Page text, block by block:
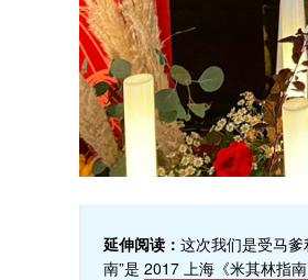
延伸阅读： 这次我们是受马
南”是 2017 上海《米其林指南